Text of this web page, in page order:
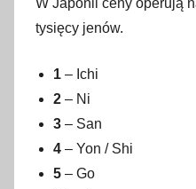
tysięcy jenów.
1 – Ichi
2 – Ni
3 – San
4 – Yon / Shi
5 – Go